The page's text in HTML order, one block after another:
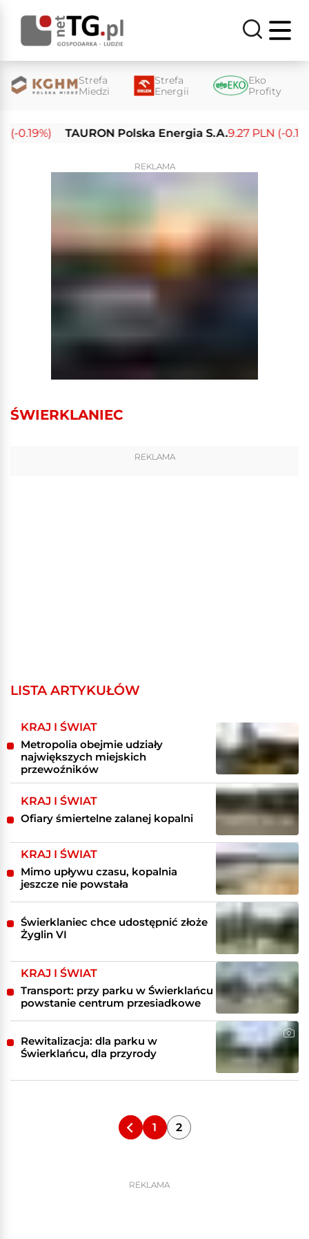
Strefa
Miedzi
Strefa
Energii
Eko
Profity
0.19%) TAURON Polska Energia S.A.9.27 PLN (-0.14%)
REKLAMA
ŚWIERKLANIEC
REKLAMA
LISTA ARTYKUŁÓW
KRAJ I ŚWIAT
Metropolia obejmie udziały
największych miejskich
przewoźników
KRAJ I ŚWIAT
Ofiary śmiertelne zalanej kopalni
KRAJ I ŚWIAT
Mimo upływu czasu, kopalnia
jeszcze nie powstała
Świerklaniec chce udostępnić złoże
Żyglin VI
KRAJ I ŚWIAT
Transport: przy parku w Świerklańcu
powstanie centrum przesiadkowe
Rewitalizacja: dla parku w
Świerklańcu, dla przyrody
1 2
REKLAMA